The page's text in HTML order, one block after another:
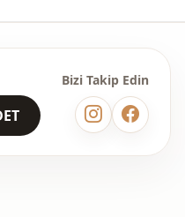
Bizi Takip Edin